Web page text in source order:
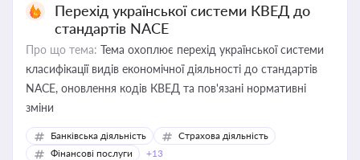
Перехід української системи КВЕД до
стандартів NACE
Про що тема: Тема охоплює перехід української системи
класифікації видів економічної діяльності до стандартів
NACE, оновлення кодів КВЕД та пов'язані нормативні
зміни
Банківська діяльність
Страхова діяльність
Фінансові послуги
+13